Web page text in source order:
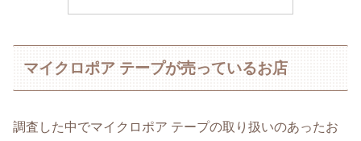
マイクロポア テープが売っているお店
調査した中でマイクロポア テープの取り扱いのあったお